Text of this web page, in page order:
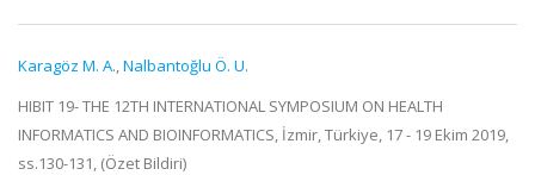
Karagöz M. A.,Nalbantoğlu Ö. U.
HIBIT 19- THE 12TH INTERNATIONAL SYMPOSIUM ON HEALTH
INFORMATICS AND BIOINFORMATICS, İzmir, Türkiye, 17 - 19 Ekim 2019,
ss.130-131, (Özet Bildiri)